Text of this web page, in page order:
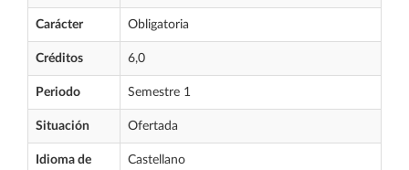
Carácter Obligatoria
Créditos 6,0
Periodo Semestre 1
Situación Ofertada
Idioma de
Castellano